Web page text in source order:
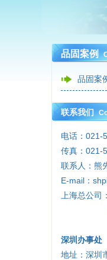
品固案例
品固案
联系我们
电话：021-
传真：021-
联系人：熊
E-mail：
上海总公
328
深圳办事处
地址：深圳